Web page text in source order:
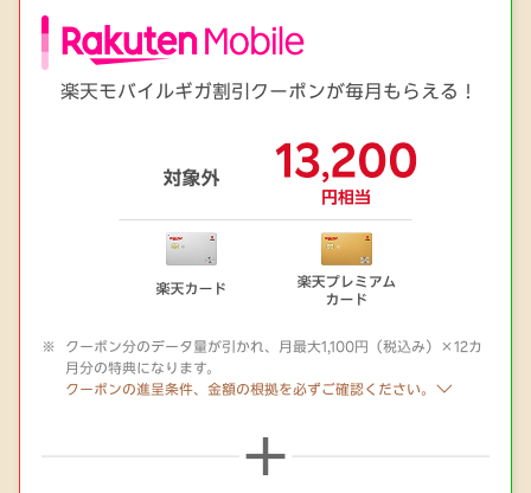
楽天モバイルギガ割引クーポンが毎月もらえる！
クーポン分のデータ量が引かれ、月最大1,100円（税込み）×12カ
月分の特典になります。
クーポンの進呈条件、金額の根拠を必ずご確認ください。